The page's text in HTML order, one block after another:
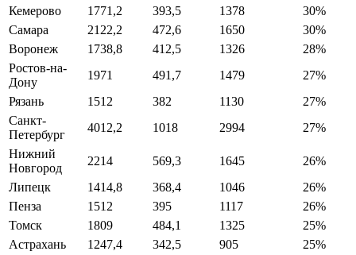
Кемерово
1771,2 393,5 1378
30%
Самара
2122,2 472,6 1650
30%
Воронеж
1738,8 412,5 1326
28%
Ростов-на-
Дону
1971 491,7 1479
27%
Рязань
1512 382 1130
27%
Санкт-
Петербург
4012,2 1018 2994
27%
Нижний
Новгород
2214 569,3 1645
26%
Липецк
1414,8 368,4 1046
26%
Пенза
1512 395 1117
26%
Томск
1809 484,1 1325
25%
Астрахань
1247,4 342,5 905
25%